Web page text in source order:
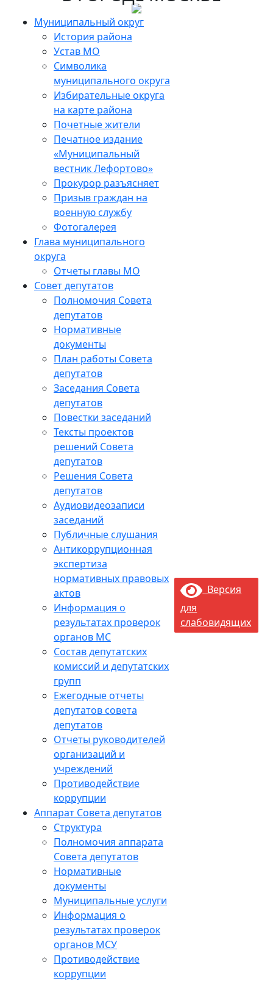
Муниципальный округ
История района
Устав МО
Символика
муниципального округа
Избирательные округа
на карте района
Почетные жители
Печатное издание
«Муниципальный
вестник Лефортово»
Прокурор разъясняет
Призыв граждан на
военную службу
Фотогалерея
Глава муниципального
округа
Отчеты главы МО
Совет депутатов
Полномочия Совета
депутатов
Нормативные
документы
План работы Совета
депутатов
Заседания Cовета
депутатов
Повестки заседаний
Тексты проектов
решений Совета
депутатов
Решения Совета
депутатов
Аудиовидеозаписи
заседаний
Публичные слушания
Антикоррупционная
экспертиза
нормативных правовых
актов
Информация о
результатах проверок
органов МС
Состав депутатских
комиссий и депутатских
групп
Ежегодные отчеты
депутатов совета
депутатов
Отчеты руководителей
организаций и
учреждений
Противодействие
коррупции
Аппарат Совета депутатов
Структура
Полномочия аппарата
Совета депутатов
Нормативные
документы
Муниципальные услуги
Информация о
результатах проверок
органов МСУ
Противодействие
коррупции
Версия
для
слабовидящих